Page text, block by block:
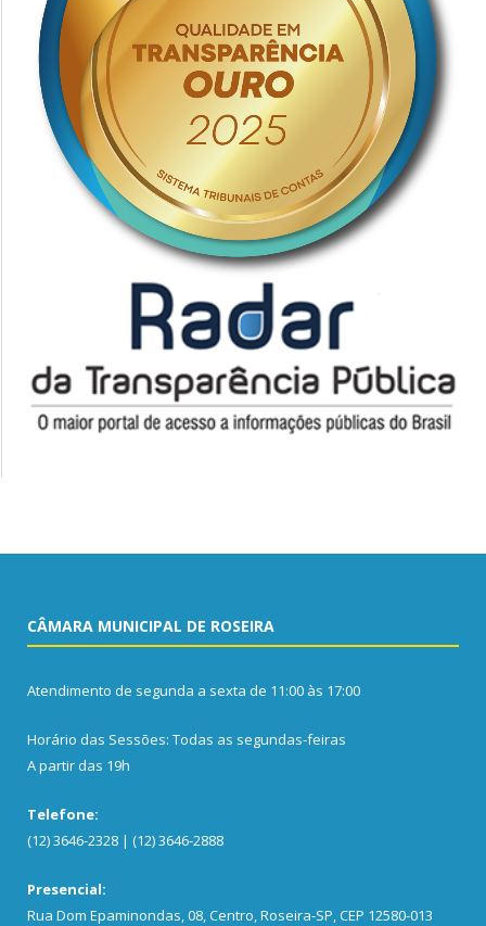
CÂMARA MUNICIPAL DE ROSEIRA
Atendimento de segunda a sexta de 11:00 às 17:00
Horário das Sessões: Todas as segundas-feiras
A partir das 19h
Telefone:
(12) 3646-2328 | (12) 3646-2888
Presencial:
Rua Dom Epaminondas, 08, Centro, Roseira-SP, CEP 12580-013